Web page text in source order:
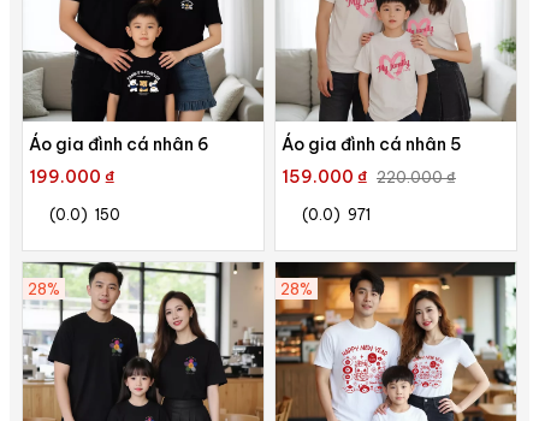
Áo gia đình cá nhân 6
199.000 ₫
(0.0) 150
Áo gia đình cá nhân 5
159.000 ₫ 220.000 ₫
(0.0) 971
28% 28%